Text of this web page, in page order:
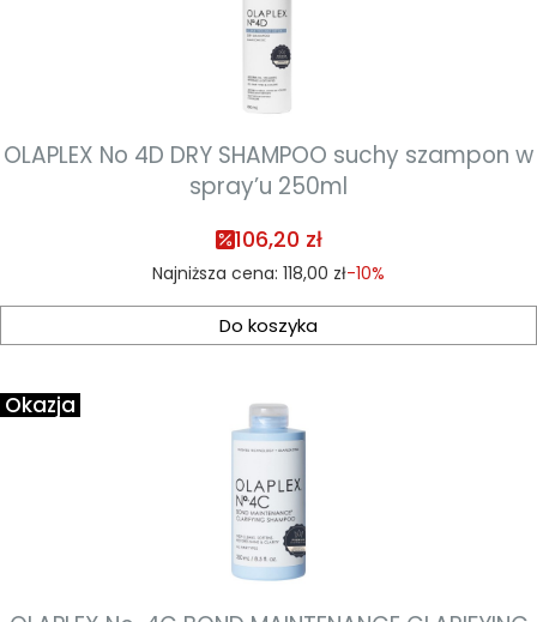
OLAPLEX No 4D DRY SHAMPOO suchy szampon w
spray’u 250ml
106,20 zł
Najniższa cena: 118,00 zł-10%
Do koszyka
Okazja